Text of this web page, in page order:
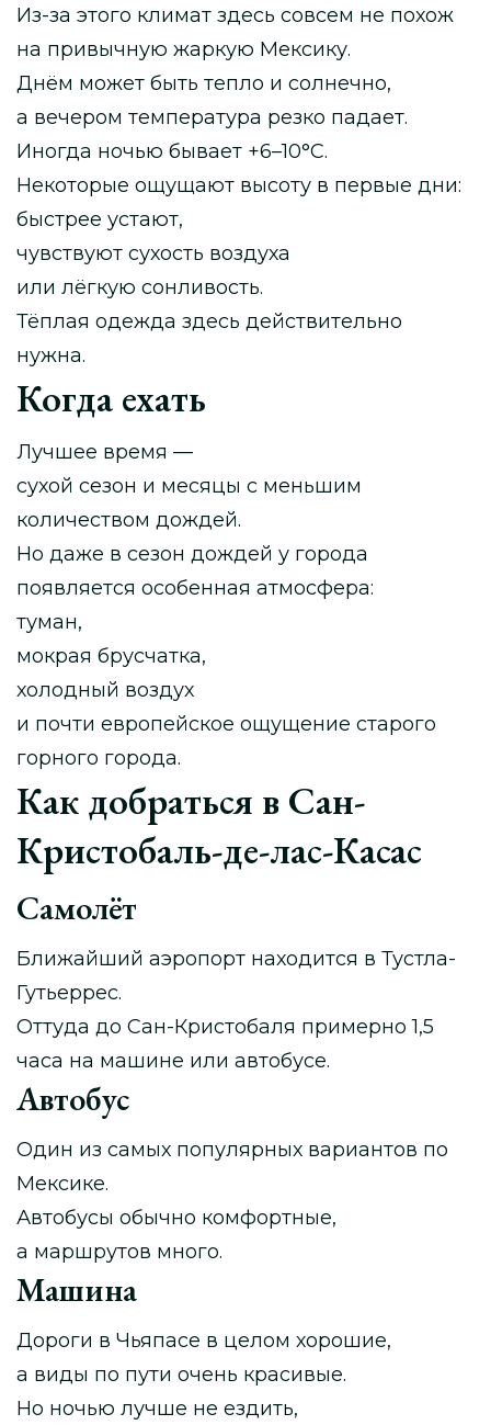
Из-за этого климат здесь совсем не похож
на привычную жаркую Мексику.
Днём может быть тепло и солнечно,
а вечером температура резко падает.
Иногда ночью бывает +6–10°C.
Некоторые ощущают высоту в первые дни:
быстрее устают,
чувствуют сухость воздуха
или лёгкую сонливость.
Тёплая одежда здесь действительно
нужна.
Когда ехать
Лучшее время —
сухой сезон и месяцы с меньшим
количеством дождей.
Но даже в сезон дождей у города
появляется особенная атмосфера:
туман,
мокрая брусчатка,
холодный воздух
и почти европейское ощущение старого
горного города.
Как добраться в Сан-
Кристобаль-де-лас-Касас
Самолёт
Ближайший аэропорт находится в Тустла-
Гутьеррес.
Оттуда до Сан-Кристобаля примерно 1,5
часа на машине или автобусе.
Автобус
Один из самых популярных вариантов по
Мексике.
Автобусы обычно комфортные,
а маршрутов много.
Машина
Дороги в Чьяпасе в целом хорошие,
а виды по пути очень красивые.
Но ночью лучше не ездить,